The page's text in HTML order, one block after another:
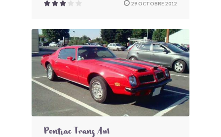
29 OCTOBRE 2012
Pontiac Trans Am